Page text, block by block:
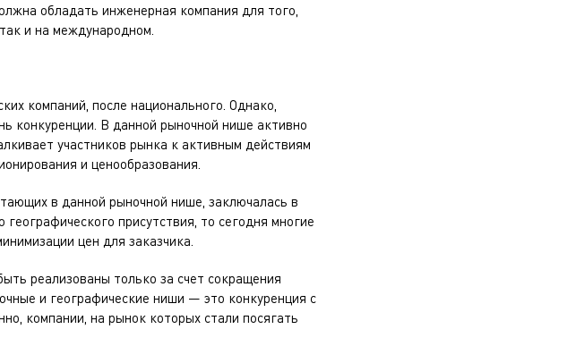
обладать инженерная компания для того,
и на международном.
компаний, после национального. Однако,
конкуренции. В данной рыночной нише активно
участников рынка к активным действиям
и ценообразования.
в данной рыночной нише, заключалась в
присутствия, то сегодня многие
цен для заказчика.
реализованы только за счет сокращения
и географические ниши — это конкуренция с
компании, на рынок которых стали посягать